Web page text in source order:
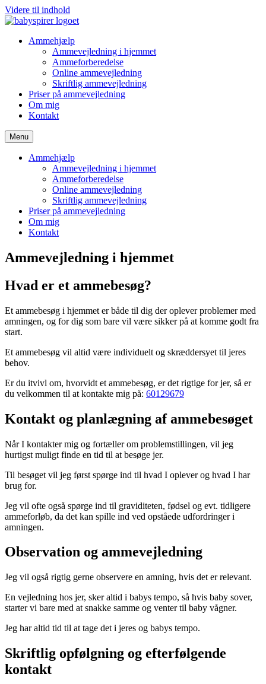
Videre til indhold
Ammehjælp
Ammevejledning i hjemmet
Ammeforberedelse
Online ammevejledning
Skriftlig ammevejledning
Priser på ammevejledning
Om mig
Kontakt
Menu
Ammehjælp
Ammevejledning i hjemmet
Ammeforberedelse
Online ammevejledning
Skriftlig ammevejledning
Priser på ammevejledning
Om mig
Kontakt
Ammevejledning i hjemmet
Hvad er et ammebesøg?
Et ammebesøg i hjemmet er både til dig der oplever problemer med
amningen, og for dig som bare vil være sikker på at komme godt fra
start.
Et ammebesøg vil altid være individuelt og skræddersyet til jeres
behov.
Er du itvivl om, hvorvidt et ammebesøg, er det rigtige for jer, så er
du velkommen til at kontakte mig på: 60129679
Kontakt og planlægning af ammebesøget
Når I kontakter mig og fortæller om problemstillingen, vil jeg
hurtigst muligt finde en tid til at besøge jer.
Til besøget vil jeg først spørge ind til hvad I oplever og hvad I har
brug for.
Jeg vil ofte også spørge ind til graviditeten, fødsel og evt. tidligere
ammeforløb, da det kan spille ind ved opståede udfordringer i
amningen.
Observation og ammevejledning
Jeg vil også rigtig gerne observere en amning, hvis det er relevant.
En vejledning hos jer, sker altid i babys tempo, så hvis baby sover,
starter vi bare med at snakke samme og venter til baby vågner.
Jeg har altid tid til at tage det i jeres og babys tempo.
Skriftlig opfølgning og efterfølgende
kontakt